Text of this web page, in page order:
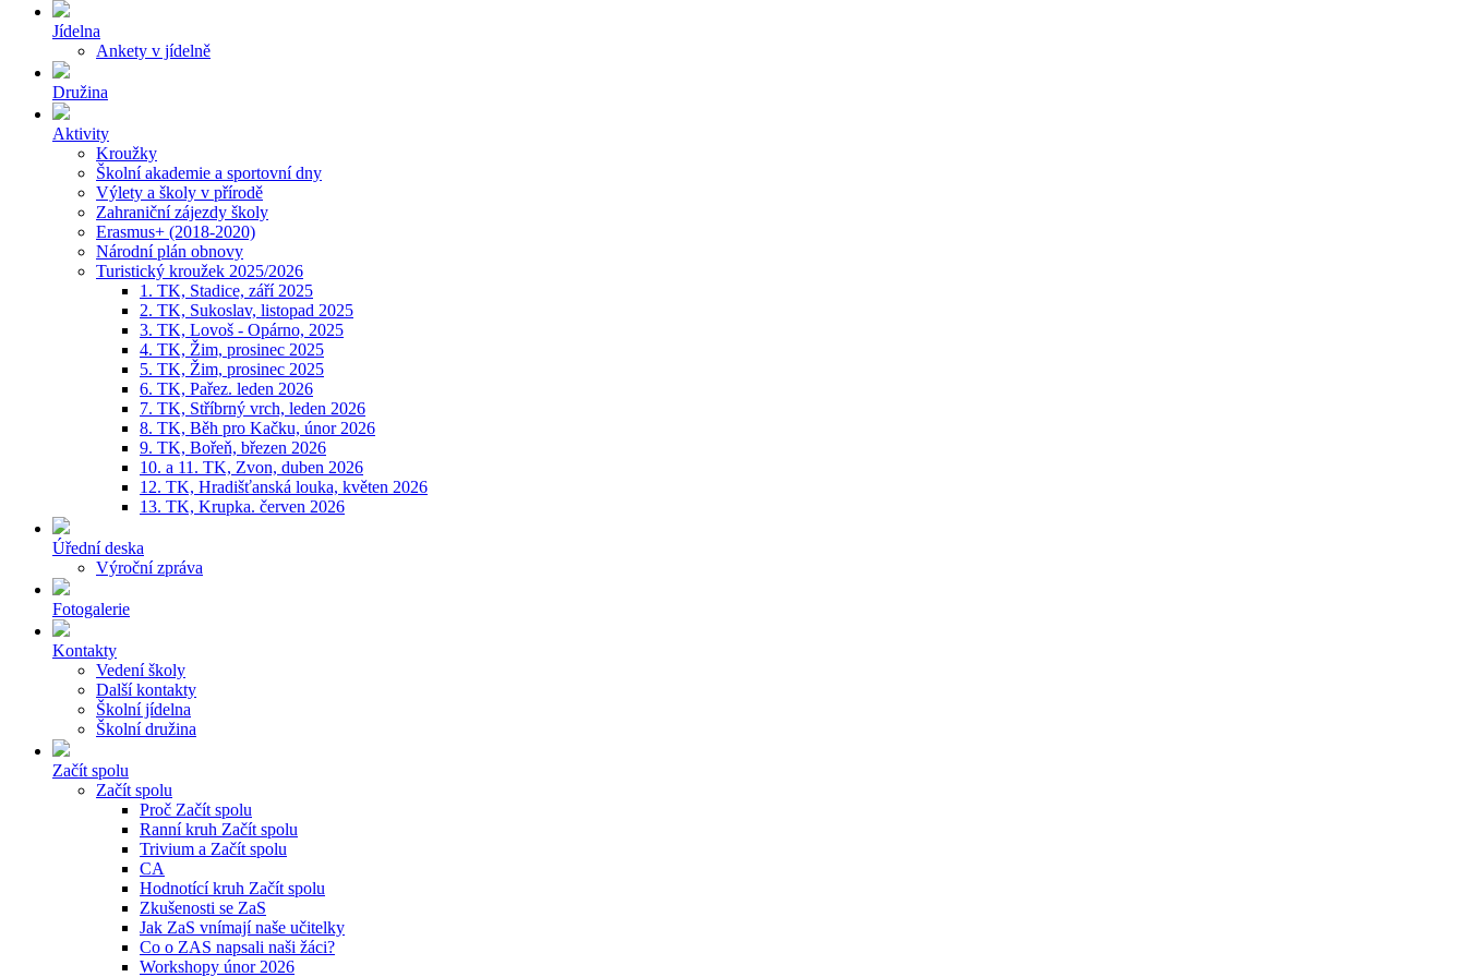
Jídelna
Ankety v jídelně
Družina
Aktivity
Kroužky
Školní akademie a sportovní dny
Výlety a školy v přírodě
Zahraniční zájezdy školy
Erasmus+ (2018-2020)
Národní plán obnovy
Turistický kroužek 2025/2026
1. TK, Stadice, září 2025
2. TK, Sukoslav, listopad 2025
3. TK, Lovoš - Opárno, 2025
4. TK, Žim, prosinec 2025
5. TK, Žim, prosinec 2025
6. TK, Pařez. leden 2026
7. TK, Stříbrný vrch, leden 2026
8. TK, Běh pro Kačku, únor 2026
9. TK, Bořeň, březen 2026
10. a 11. TK, Zvon, duben 2026
12. TK, Hradišťanská louka, květen 2026
13. TK, Krupka. červen 2026
Úřední deska
Výroční zpráva
Fotogalerie
Kontakty
Vedení školy
Další kontakty
Školní jídelna
Školní družina
Začít spolu
Začít spolu
Proč Začít spolu
Ranní kruh Začít spolu
Trivium a Začít spolu
CA
Hodnotící kruh Začít spolu
Zkušenosti se ZaS
Jak ZaS vnímají naše učitelky
Co o ZAS napsali naši žáci?
Workshopy únor 2026